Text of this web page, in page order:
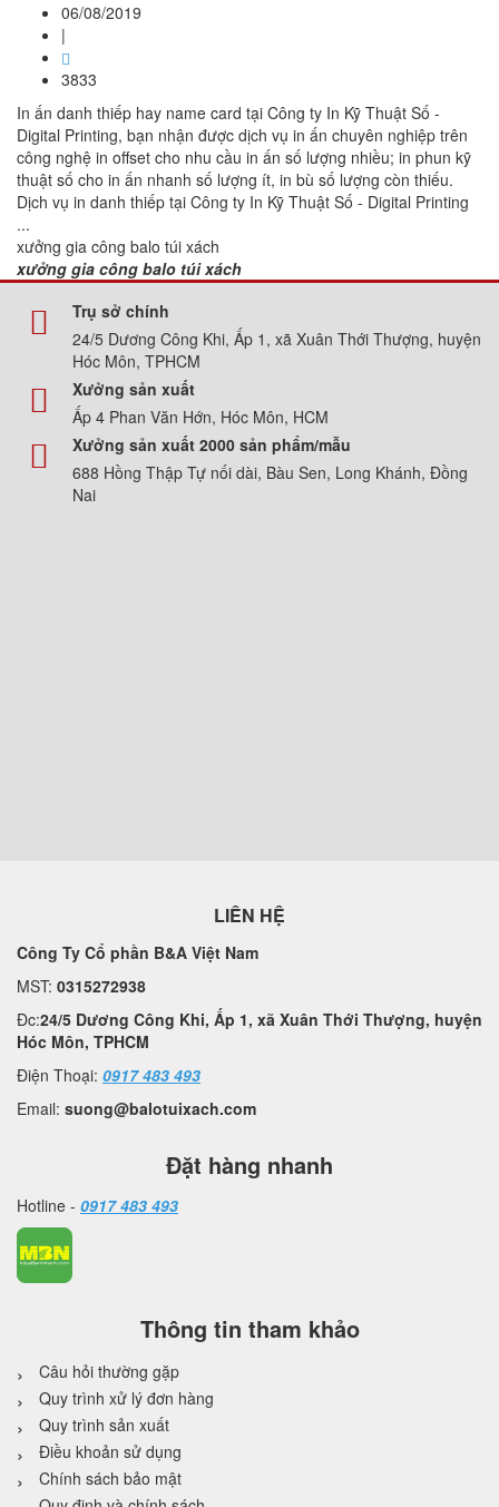
06/08/2019
|
3833
In ấn danh thiếp hay name card tại Công ty In Kỹ Thuật Số -
Digital Printing, bạn nhận được dịch vụ in ấn chuyên nghiệp trên
công nghệ in offset cho nhu cầu in ấn số lượng nhiều; in phun kỹ
thuật số cho in ấn nhanh số lượng ít, in bù số lượng còn thiếu.
Dịch vụ in danh thiếp tại Công ty In Kỹ Thuật Số - Digital Printing
...
xưởng gia công balo túi xách
xưởng gia công balo túi xách
Trụ sở chính
24/5 Dương Công Khi, Ấp 1, xã Xuân Thới Thượng, huyện
Hóc Môn, TPHCM
Xưởng sản xuất
Ấp 4 Phan Văn Hớn, Hóc Môn, HCM
Xưởng sản xuất 2000 sản phẩm/mẫu
688 Hồng Thập Tự nối dài, Bàu Sen, Long Khánh, Đồng
Nai
LIÊN HỆ
Công Ty Cổ phần B&A Việt Nam
MST: 0315272938
Đc:24/5 Dương Công Khi, Ấp 1, xã Xuân Thới Thượng, huyện
Hóc Môn, TPHCM
Điện Thoại: 0917 483 493
Email: suong@balotuixach.com
Đặt hàng nhanh
Hotline - 0917 483 493
Thông tin tham khảo
Câu hỏi thường gặp
Quy trình xử lý đơn hàng
Quy trình sản xuất
Điều khoản sử dụng
Chính sách bảo mật